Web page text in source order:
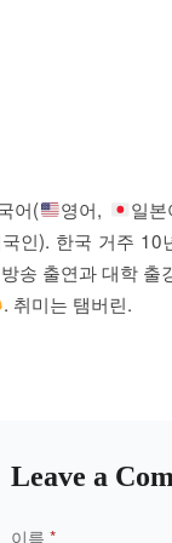
어( 영어, 일본
인). 한국 거주 10
송 출연과 대학
. 취미는 탬버린.
Leave a
이름 *